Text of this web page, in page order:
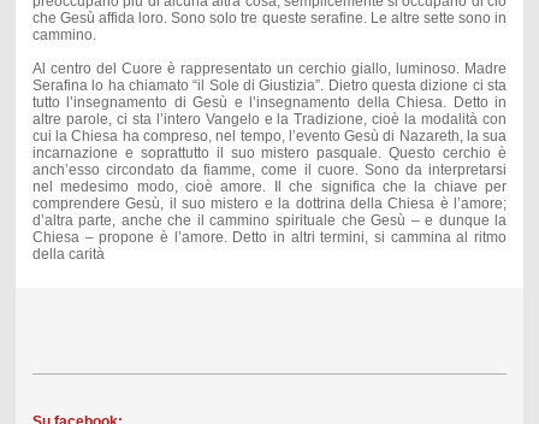
che Gesù affida loro. Sono solo tre queste serafine. Le altre sette sono in
cammino.
Al centro del Cuore è rappresentato un cerchio giallo, luminoso. Madre
Serafina lo ha chiamato “il Sole di Giustizia”. Dietro questa dizione ci sta
tutto l’insegnamento di Gesù e l’insegnamento della Chiesa. Detto in
altre parole, ci sta l’intero Vangelo e la Tradizione, cioè la modalità con
cui la Chiesa ha compreso, nel tempo, l’evento Gesù di Nazareth, la sua
incarnazione e soprattutto il suo mistero pasquale. Questo cerchio è
anch’esso circondato da fiamme, come il cuore. Sono da interpretarsi
nel medesimo modo, cioè amore. Il che significa che la chiave per
comprendere Gesù, il suo mistero e la dottrina della Chiesa è l’amore;
d’altra parte, anche che il cammino spirituale che Gesù – e dunque la
Chiesa – propone è l’amore. Detto in altri termini, si cammina al ritmo
della carità